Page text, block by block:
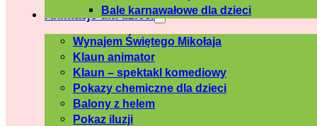
Bale karnawałowe dla dzieci
Animacje dla dzieci
Wynajem Świętego Mikołaja
Klaun animator
Klaun – spektakl komediowy
Pokazy chemiczne dla dzieci
Balony z helem
Pokaz iluzji